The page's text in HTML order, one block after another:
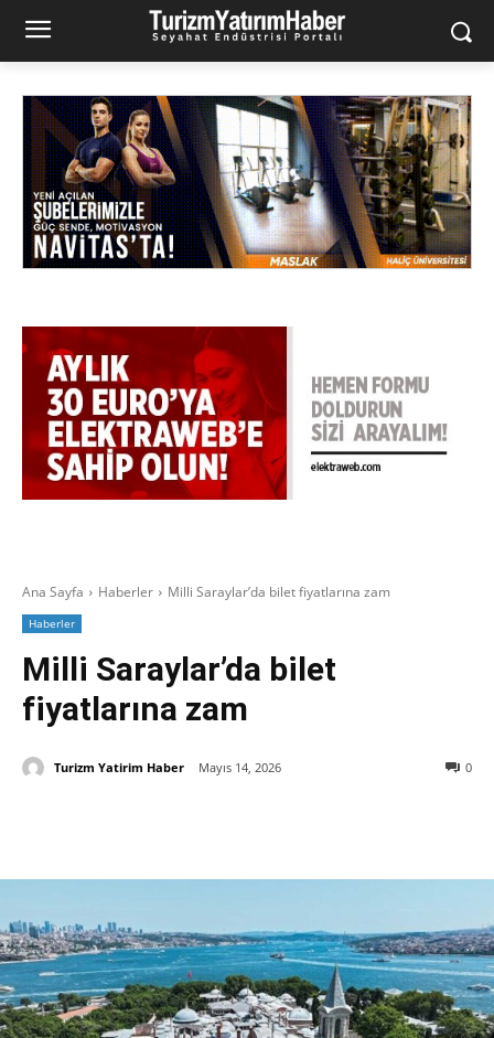
Ana Sayfa Haberler Milli Saraylar’da bilet fiyatlarına zam
Haberler
Milli Saraylar’da bilet
fiyatlarına zam
0
Turizm Yatirim Haber Mayıs 14, 2026